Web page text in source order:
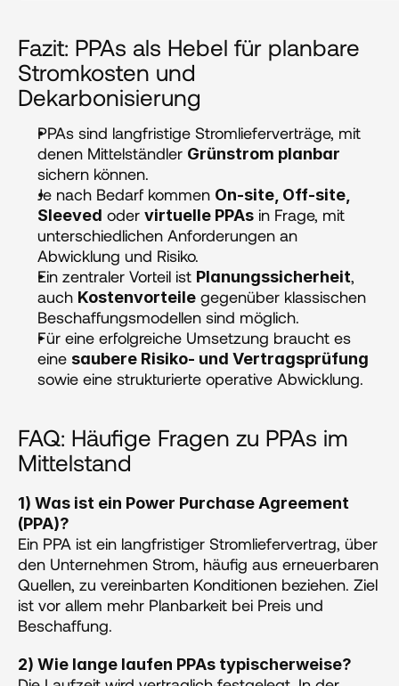
Fazit: PPAs als Hebel für planbare
Stromkosten und
Dekarbonisierung
PPAs sind langfristige Stromlieferverträge, mit
denen Mittelständler Grünstrom planbar
sichern können.
Je nach Bedarf kommen On-site, Off-site,
Sleeved oder virtuelle PPAs in Frage, mit
unterschiedlichen Anforderungen an
Abwicklung und Risiko.
Ein zentraler Vorteil ist Planungssicherheit,
auch Kostenvorteile gegenüber klassischen
Beschaffungsmodellen sind möglich.
Für eine erfolgreiche Umsetzung braucht es
eine saubere Risiko- und Vertragsprüfung
sowie eine strukturierte operative Abwicklung.
FAQ: Häufige Fragen zu PPAs im
Mittelstand
1) Was ist ein Power Purchase Agreement
(PPA)?
Ein PPA ist ein langfristiger Stromliefervertrag, über
den Unternehmen Strom, häufig aus erneuerbaren
Quellen, zu vereinbarten Konditionen beziehen. Ziel
ist vor allem mehr Planbarkeit bei Preis und
Beschaffung.
2) Wie lange laufen PPAs typischerweise?